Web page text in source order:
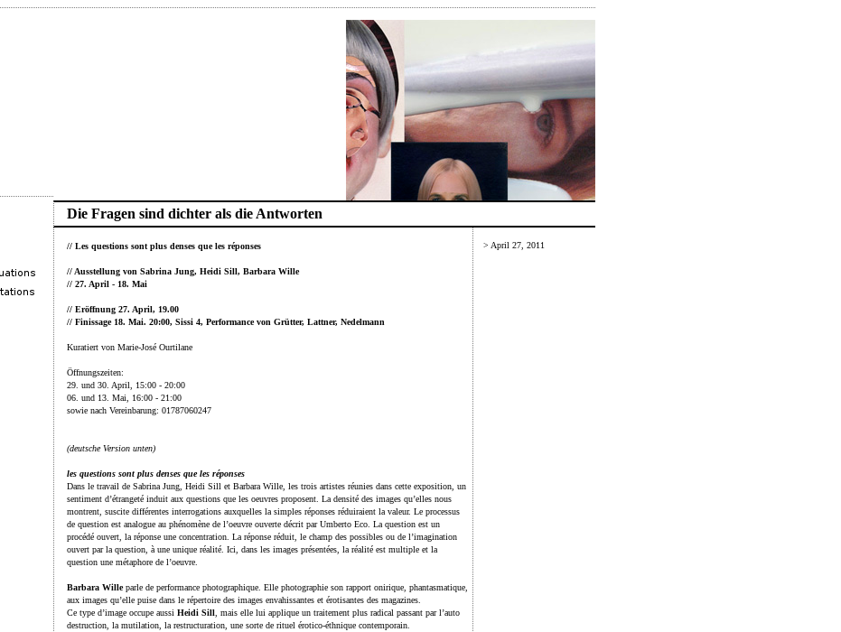
Die Fragen sind dichter als die Antworten
// Les questions sont plus denses que les réponses
// Ausstellung von Sabrina Jung, Heidi Sill, Barbara Wille
// 27. April - 18. Mai
// Eröffnung 27. April, 19.00
// Finissage 18. Mai. 20:00, Sissi 4, Performance von Grütter, Lattner, Nedelmann
Kuratiert von Marie-José Ourtilane
Öffnungszeiten:
29. und 30. April, 15:00 - 20:00
06. und 13. Mai, 16:00 - 21:00
sowie nach Vereinbarung: 01787060247
(deutsche Version unten)
les questions sont plus denses que les réponses
Dans le travail de Sabrina Jung, Heidi Sill et Barbara Wille, les trois artistes réunies dans cette exposition, un
sentiment d’étrangeté induit aux questions que les oeuvres proposent. La densité des images qu’elles nous
montrent, suscite différentes interrogations auxquelles la simples réponses réduiraient la valeur. Le processus
de question est analogue au phénomène de l’oeuvre ouverte décrit par Umberto Eco. La question est un
procédé ouvert, la réponse une concentration. La réponse réduit, le champ des possibles ou de l’imagination
ouvert par la question, à une unique réalité. Ici, dans les images présentées, la réalité est multiple et la
question une métaphore de l’oeuvre.
Barbara Willeparle de performance photographique. Elle photographie son rapport onirique, phantasmatique,
aux images qu’elle puise dans le répertoire des images envahissantes et érotisantes des magazines.
Ce type d’image occupe aussi Heidi Sill , mais elle lui applique un traitement plus radical passant par l’auto
destruction, la mutilation, la restructuration, une sorte de rituel érotico-éthnique contemporain.
> April 27, 2011